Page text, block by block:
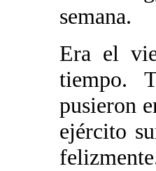
semana.
Era el
tiempo.
pusieron
ejército